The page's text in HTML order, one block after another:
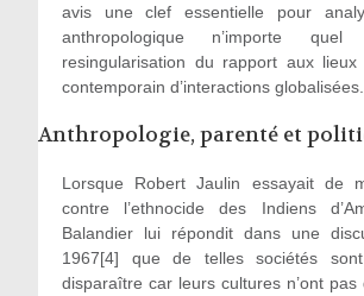
avis une clef essentielle pour
anthropologique n’importe
resingularisation du rapport aux
contemporain d’interactions globalisées.
Anthropologie, parenté et
Lorsque Robert Jaulin essayait de
contre l’ethnocide des Indiens
Balandier lui répondit dans une
1967[4] que de telles sociétés
disparaître car leurs cultures n’ont pas